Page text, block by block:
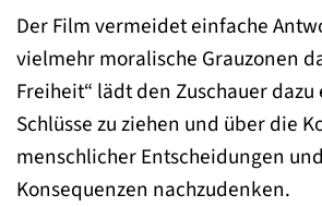
Der Film vermeidet einfache
vielmehr moralische Grauzonen
Freiheit“ lädt den Zuschauer
Schlüsse zu ziehen und über die
menschlicher Entscheidungen
Konsequenzen nachzudenken.